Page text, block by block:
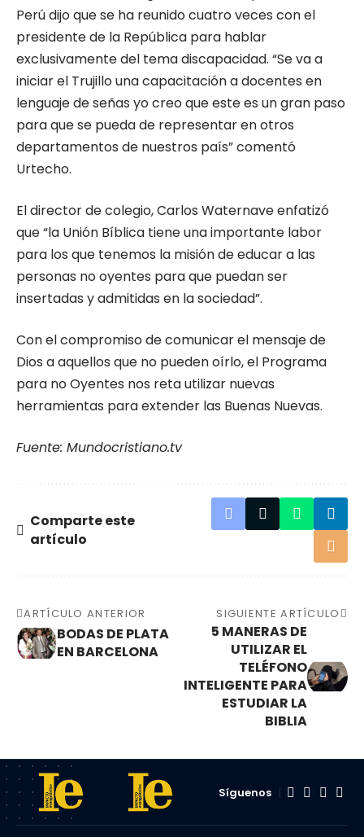
Perú dijo que se ha reunido cuatro veces con el
presidente de la República para hablar
exclusivamente del tema discapacidad. “Se va a
iniciar el Trujillo una capacitación a docentes en
lenguaje de señas yo creo que este es un gran paso
para que se pueda de representar en otros
departamentos de nuestros país” comentó
Urtecho.
El director de colegio, Carlos Waternave enfatizó
que “la Unión Bíblica tiene una importante labor
para los que tenemos la misión de educar a las
personas no oyentes para que puedan ser
insertadas y admitidas en la sociedad”.
Con el compromiso de comunicar el mensaje de
Dios a aquellos que no pueden oírlo, el Programa
para no Oyentes nos reta utilizar nuevas
herramientas para extender las Buenas Nuevas.
Fuente: Mundocristiano.tv
Comparte este
artículo
ARTÍCULO ANTERIOR
BODAS DE PLATA
EN BARCELONA
SIGUIENTE ARTÍCULO
5 MANERAS DE
UTILIZAR EL
TELÉFONO
INTELIGENTE PARA
ESTUDIAR LA
BIBLIA
Síguenos